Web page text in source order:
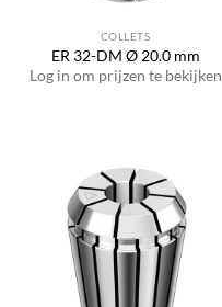
COLLETS
ER 32-DM Ø 20.0 mm
Log in om prijzen te bekijken